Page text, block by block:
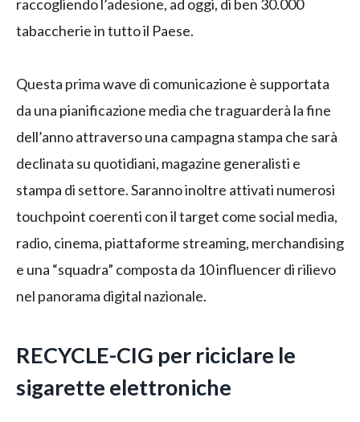
raccogliendo l’adesione, ad oggi, di ben 30.000
tabaccherie in tutto il Paese.
Questa prima wave di comunicazione è supportata
da una pianificazione media che traguarderà la fine
dell’anno attraverso una campagna stampa che sarà
declinata su quotidiani, magazine generalisti e
stampa di settore. Saranno inoltre attivati numerosi
touchpoint coerenti con il target come social media,
radio, cinema, piattaforme streaming, merchandising
e una “squadra” composta da 10 influencer di rilievo
nel panorama digital nazionale.
RECYCLE-CIG per riciclare le
sigarette elettroniche